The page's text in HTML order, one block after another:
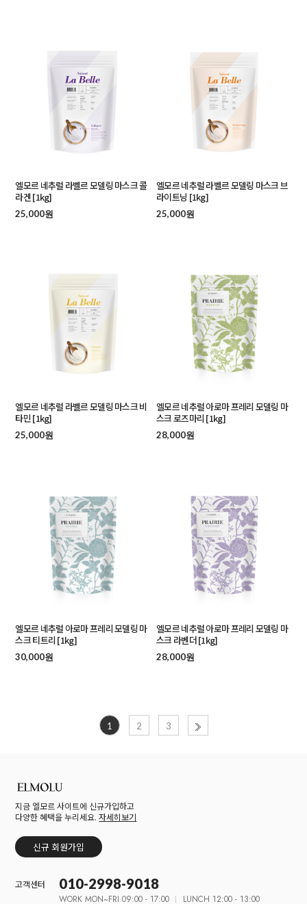
엘모르 네추럴 라벨르 모델링 마스크 콜
라겐 [1kg]
25,000원
엘모르 네추럴 라벨르 모델링 마스크 브
라이트닝 [1kg]
25,000원
엘모르 네추럴 라벨르 모델링 마스크 비
타민 [1kg]
25,000원
엘모르 네추럴 아로마 프레리 모델링 마
스크 로즈마리 [1kg]
28,000원
엘모르 네추럴 아로마 프레리 모델링 마
스크 티트리 [1kg]
30,000원
엘모르 네추럴 아로마 프레리 모델링 마
스크 라벤더 [1kg]
28,000원
1 2 3
지금 엘모르 사이트에 신규가입하고
다양한 혜택을 누리세요.자세히보기
신규 회원가입
고객센터 010-2998-9018
WORK MON~FRI 09:00 - 17:00 LUNCH 12:00 - 13:00